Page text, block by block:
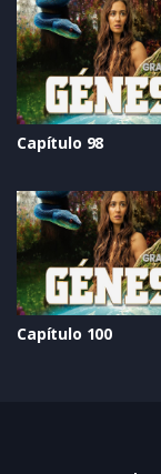
Capítulo 98
Capítulo 100